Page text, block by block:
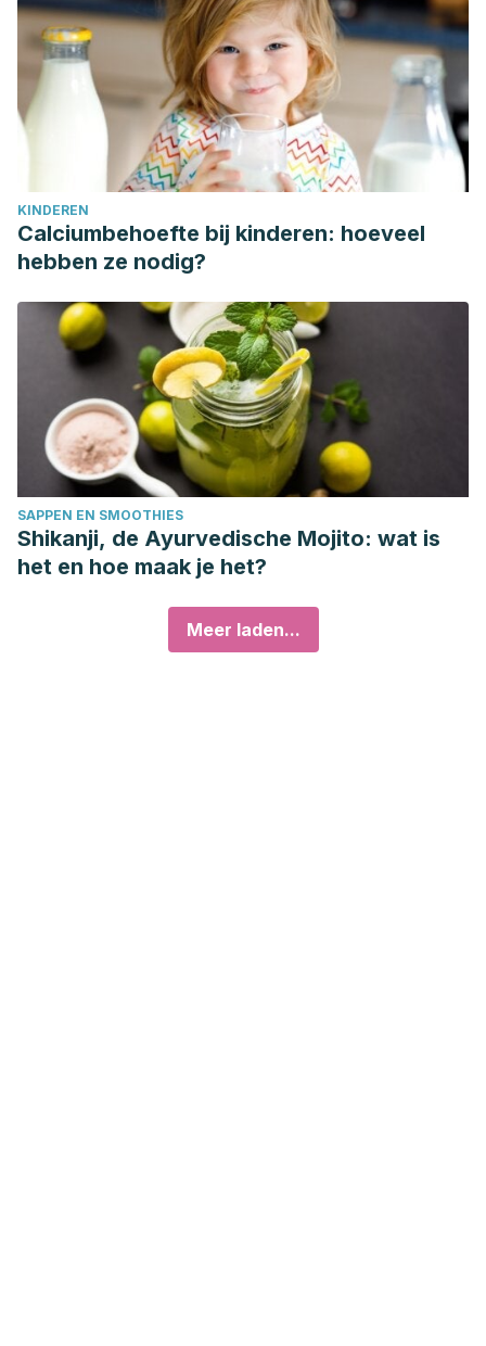
KINDEREN
Calciumbehoefte bij kinderen: hoeveel
hebben ze nodig?
SAPPEN EN SMOOTHIES
Shikanji, de Ayurvedische Mojito: wat is
het en hoe maak je het?
Meer laden...